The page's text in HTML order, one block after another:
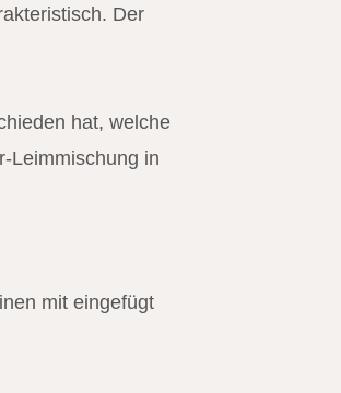
Der
hat, welche
Leimmischung in
mit eingefügt